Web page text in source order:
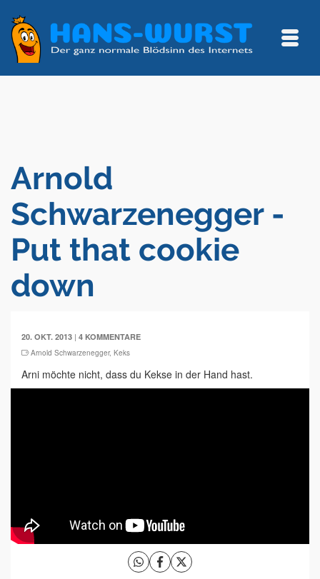
Arnold
Schwarzenegger -
Put that cookie
down
20. OKT. 2013 | 4 KOMMENTARE
Arnold Schwarzenegger, Keks
Arni möchte nicht, dass du Kekse in der Hand hast.